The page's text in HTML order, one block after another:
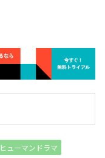
ヒューマンドラマ